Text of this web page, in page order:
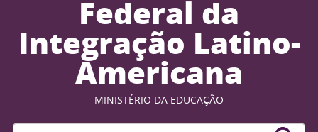
Acesso à informação
Legislação
Canais
Federal da
Integração Latino-
Americana
MINISTÉRIO DA EDUCAÇÃO
Buscar no portal